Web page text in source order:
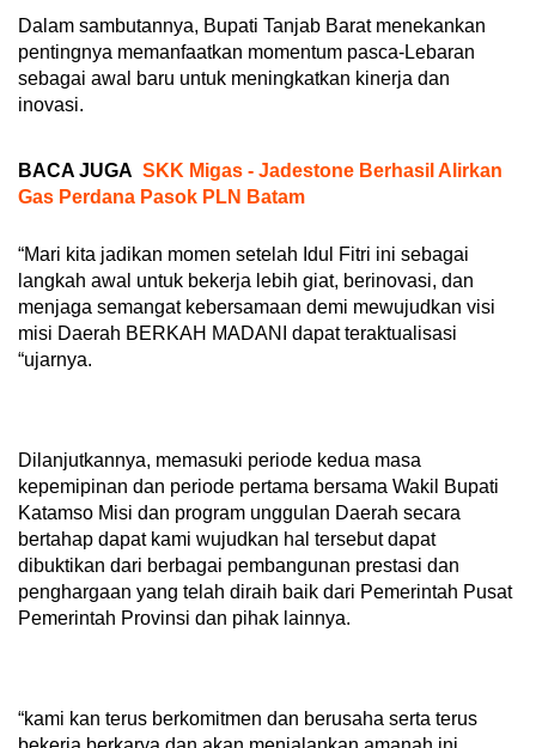
Dalam sambutannya, Bupati Tanjab Barat menekankan
pentingnya memanfaatkan momentum pasca-Lebaran
sebagai awal baru untuk meningkatkan kinerja dan
inovasi.
BACA JUGA SKK Migas - Jadestone Berhasil Alirkan
Gas Perdana Pasok PLN Batam
“Mari kita jadikan momen setelah Idul Fitri ini sebagai
langkah awal untuk bekerja lebih giat, berinovasi, dan
menjaga semangat kebersamaan demi mewujudkan visi
misi Daerah BERKAH MADANI dapat teraktualisasi
“ujarnya.
Dilanjutkannya, memasuki periode kedua masa
kepemipinan dan periode pertama bersama Wakil Bupati
Katamso Misi dan program unggulan Daerah secara
bertahap dapat kami wujudkan hal tersebut dapat
dibuktikan dari berbagai pembangunan prestasi dan
penghargaan yang telah diraih baik dari Pemerintah Pusat
Pemerintah Provinsi dan pihak lainnya.
“kami kan terus berkomitmen dan berusaha serta terus